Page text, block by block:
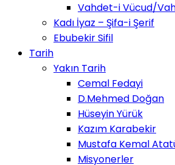
Vahdet-i Vücud/
Kadı İyaz – Şifa-i Şerif
Ebubekir Sifil
Tarih
Yakın Tarih
Cemal Fedayi
D.Mehmed Doğan
Hüseyin Yürük
Kazım Karabekir
Mustafa Kemal
Misyonerler